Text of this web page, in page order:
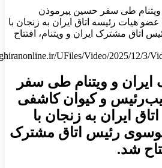
ویتنام طی سفر حسین پیرموذن
هیات رئیسه اتاق ایران به زنجان با
مشترک ایران و ویتنام، افتتاح
UFiles/Video/2025/12/3/
و ویتنام طی سفر
و کیوان کاشفی
ایران به زنجان با
رئیس اتاق مشترک
شد.